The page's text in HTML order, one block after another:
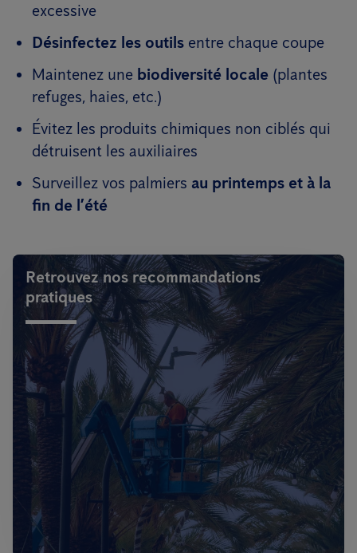
excessive
Désinfectez les outils entre chaque coupe
Maintenez une biodiversité locale (plantes
refuges, haies, etc.)
Évitez les produits chimiques non ciblés qui
détruisent les auxiliaires
Surveillez vos palmiers au printemps et à la
fin de l’été
Retrouvez nos recommandations
pratiques